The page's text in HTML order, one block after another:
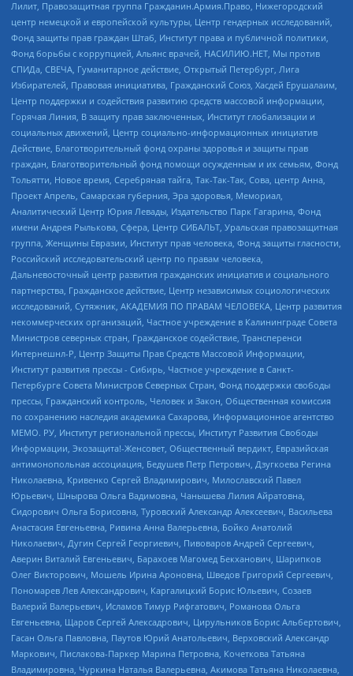
Лилит, Правозащитная группа Гражданин.Армия.Право, Нижегородский
центр немецкой и европейской культуры, Центр гендерных исследований,
Фонд защиты прав граждан Штаб, Институт права и публичной политики,
Фонд борьбы с коррупцией, Альянс врачей, НАСИЛИЮ.НЕТ, Мы против
СПИДа, СВЕЧА, Гуманитарное действие, Открытый Петербург, Лига
Избирателей, Правовая инициатива, Гражданский Союз, Хасдей Ерушалаим,
Центр поддержки и содействия развитию средств массовой информации,
Горячая Линия, В защиту прав заключенных, Институт глобализации и
социальных движений, Центр социально-информационных инициатив
Действие, Благотворительный фонд охраны здоровья и защиты прав
граждан, Благотворительный фонд помощи осужденным и их семьям, Фонд
Тольятти, Новое время, Серебряная тайга, Так-Так-Так, Сова, центр Анна,
Проект Апрель, Самарская губерния, Эра здоровья, Мемориал,
Аналитический Центр Юрия Левады, Издательство Парк Гагарина, Фонд
имени Андрея Рылькова, Сфера, Центр СИБАЛЬТ, Уральская правозащитная
группа, Женщины Евразии, Институт прав человека, Фонд защиты гласности,
Российский исследовательский центр по правам человека,
Дальневосточный центр развития гражданских инициатив и социального
партнерства, Гражданское действие, Центр независимых социологических
исследований, Сутяжник, АКАДЕМИЯ ПО ПРАВАМ ЧЕЛОВЕКА, Центр развития
некоммерческих организаций, Частное учреждение в Калининграде Совета
Министров северных стран, Гражданское содействие, Трансперенси
Интернешнл-Р, Центр Защиты Прав Средств Массовой Информации,
Институт развития прессы - Сибирь, Частное учреждение в Санкт-
Петербурге Совета Министров Северных Стран, Фонд поддержки свободы
прессы, Гражданский контроль, Человек и Закон, Общественная комиссия
по сохранению наследия академика Сахарова, Информационное агентство
МЕМО. РУ, Институт региональной прессы, Институт Развития Свободы
Информации, Экозащита!-Женсовет, Общественный вердикт, Евразийская
антимонопольная ассоциация, Бедушев Петр Петрович, Дзугкоева Регина
Николаевна, Кривенко Сергей Владимирович, Милославский Павел
Юрьевич, Шнырова Ольга Вадимовна, Чанышева Лилия Айратовна,
Сидорович Ольга Борисовна, Туровский Александр Алексеевич, Васильева
Анастасия Евгеньевна, Ривина Анна Валерьевна, Бойко Анатолий
Николаевич, Дугин Сергей Георгиевич, Пивоваров Андрей Сергеевич,
Аверин Виталий Евгеньевич, Барахоев Магомед Бекханович, Шарипков
Олег Викторович, Мошель Ирина Ароновна, Шведов Григорий Сергеевич,
Пономарев Лев Александрович, Каргалицкий Борис Юльевич, Созаев
Валерий Валерьевич, Исламов Тимур Рифгатович, Романова Ольга
Евгеньевна, Щаров Сергей Алексадрович, Цирульников Борис Альбертович,
Гасан Ольга Павловна, Паутов Юрий Анатольевич, Верховский Александр
Маркович, Пислакова-Паркер Марина Петровна, Кочеткова Татьяна
Владимировна, Чуркина Наталья Валерьевна, Акимова Татьяна Николаевна,